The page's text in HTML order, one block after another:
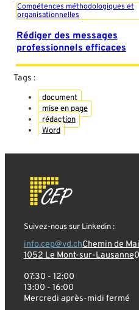
Compétences méthodologiques et
organisationnelles
Rédiger des messages
professionnels efficaces
Tags :
document
mise en page
rédaction
Word
Suivez-nous sur Linkedin :
info.cep@vd.chChemin de
1052 Le Mont-sur-Lausanne
07:30 - 12:00
13:00 - 16:00
Mercredi après-midi fermé